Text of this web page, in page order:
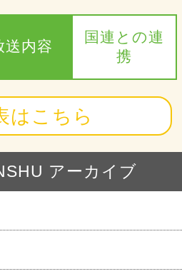
送内容
国連との連
携
はこちら
アーカイブ